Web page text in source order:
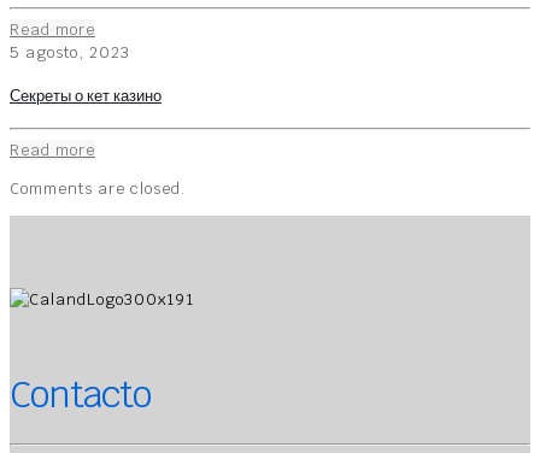
Read more
5 agosto, 2023
Секреты о кет казино
Read more
Comments are closed.
Contacto